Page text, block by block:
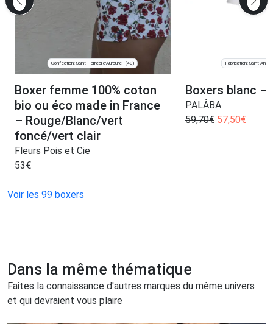
Confection: Saint-Ferréol-d'Auroure (43)
Boxer femme 100% coton
bio ou éco made in France
– Rouge/Blanc/vert
foncé/vert clair
Fleurs Pois et Cie
53€
Fabrication: Saint-
Boxers blanc –
PALÂBA
59,70€ 57,50€
Voir les 99 boxers
Dans la même thématique
Faites la connaissance d'autres marques du même univers
et qui devraient vous plaire